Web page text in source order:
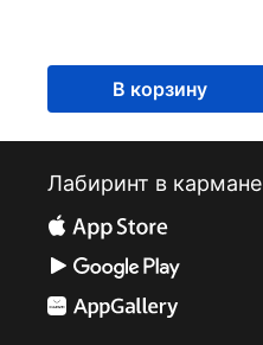
В корзину
Лабиринт в кармане